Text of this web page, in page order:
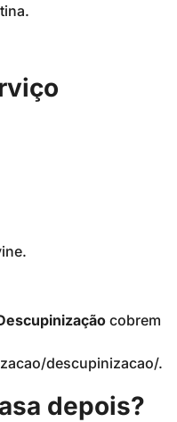
cobrem
descupinizacao/.
depois?